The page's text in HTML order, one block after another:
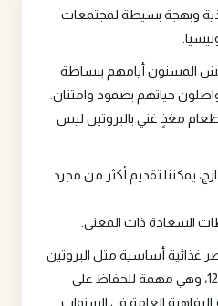
وبهجة بسيطة لمجتمعات
المسنون أيامهم ببساطة
حياتهم بصمود وامتنان.
مغذٍ غني بالبروتين ليس
يمكننا تقديم أكثر من مجرد
السعادة ذات المعنى.
غذائية أساسية مثل البروتين
والحديد والزنك وفيتامين ب12، وهي مهمة للحفاظ على
العامة في السنوات